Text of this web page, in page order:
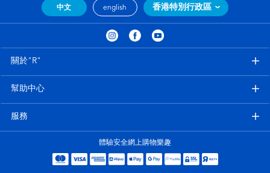
中文 english 香港特別行政區
關於"R"
幫助中心
服務
體驗安全網上購物樂趣